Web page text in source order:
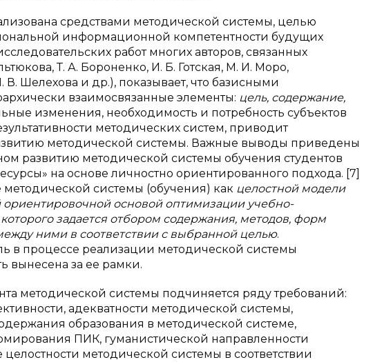
средствами методической системы, целью
информационной компетентности будущих
работ многих авторов, связанных
Т. А. Бороненко, И. Б. Готская, М. И. Моро,
Шелехова и др.), показывает, что базисными
взаимосвязанные элементы: цель, содержание,
изменения, необходимость и потребность субъектов
методических систем, приводит
методической системы. Важные выводы приведены
развитию методической системы обучения студентов
на основе личностно ориентированного подхода. [7]
системы (обучения) как целостной модели
основой оптимизации учебно-
задается отбором содержания, методов, форм
ними в соответствии с выбранной целью.
в процессе реализации методической системы
вынесена за ее рамки.
методической системы подчиняется ряду требований:
адекватности методической системы,
образования в методической системе,
ПИК, гуманистической направленности
методической системы в соответствии